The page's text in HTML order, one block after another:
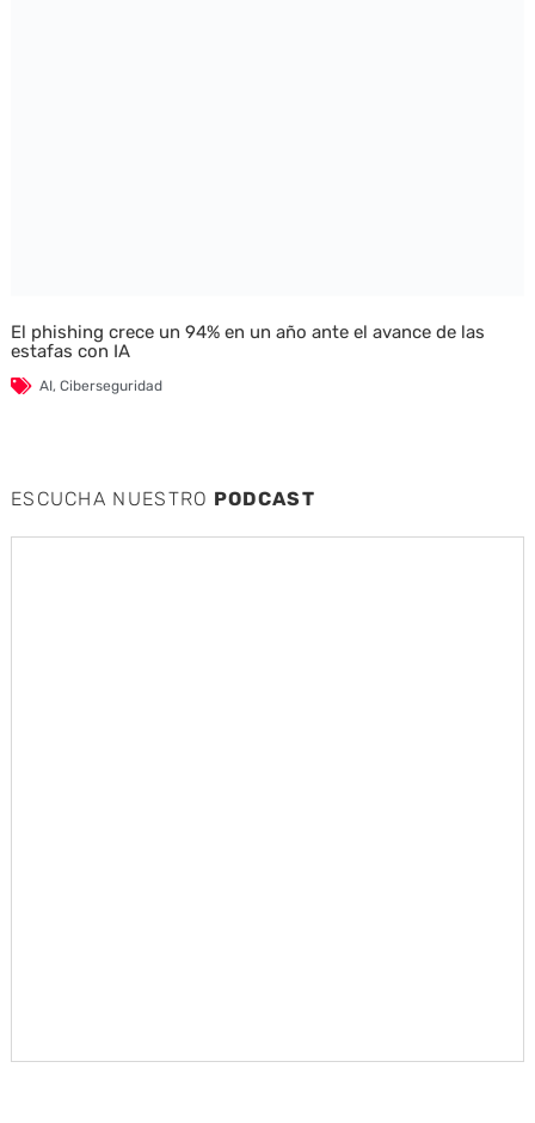
El phishing crece un 94% en un año ante el avance de las
estafas con IA
AI, Ciberseguridad
ESCUCHA NUESTRO PODCAST